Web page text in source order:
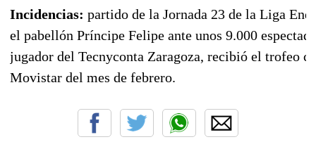
Incidencias: partido de la Jornada 23 de la Liga
el pabellón Príncipe Felipe ante unos 9.000
jugador del Tecnyconta Zaragoza, recibió el trofeo
Movistar del mes de febrero.